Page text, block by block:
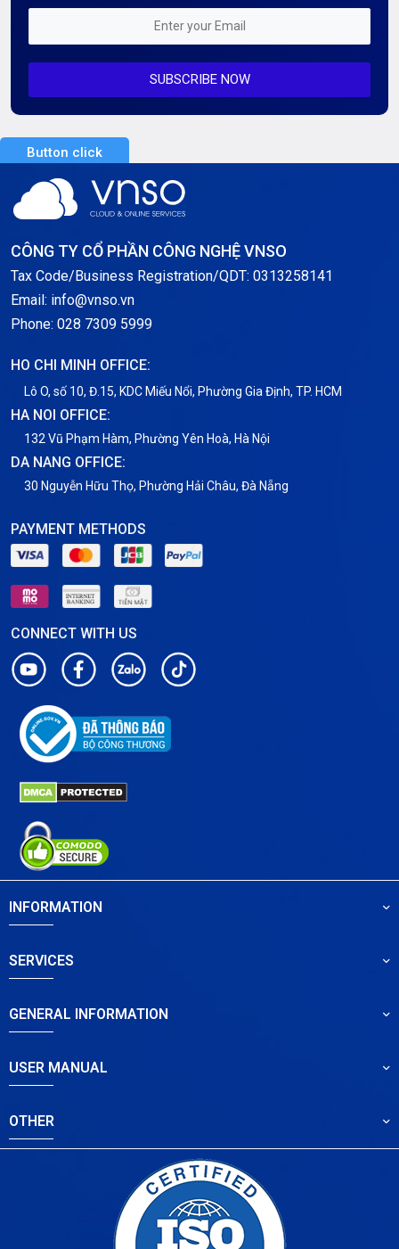
Mỗi tuần 01 Server
Server Dedicated (Máy chủ riêng)
Server GPU
Server Windows
Notification
Thông tin chung
Tin tức
SUBSCRIBE NOW
Button click
CÔNG TY CỔ PHẦN CÔNG NGHỆ VNSO
Tax Code/Business Registration/QDT: 0313258141
Email: info@vnso.vn
Phone: 028 7309 5999
HO CHI MINH OFFICE:
Lô O, số 10, Đ.15, KDC Miếu Nổi, Phường Gia Định, TP. HCM
HA NOI OFFICE:
132 Vũ Phạm Hàm, Phường Yên Hoà, Hà Nội
DA NANG OFFICE:
30 Nguyễn Hữu Thọ, Phường Hải Châu, Đà Nẵng
PAYMENT METHODS
CONNECT WITH US
INFORMATION
SERVICES
GENERAL INFORMATION
USER MANUAL
OTHER